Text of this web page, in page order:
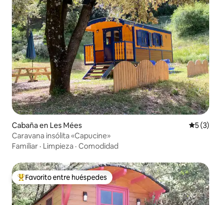
Cabaña en Les Mées
5 (3)
Caravana insólita «Capucine»
Familiar · Limpieza · Comodidad
De los mejores en Favorito entre huéspedes
Favorito entre huéspedes